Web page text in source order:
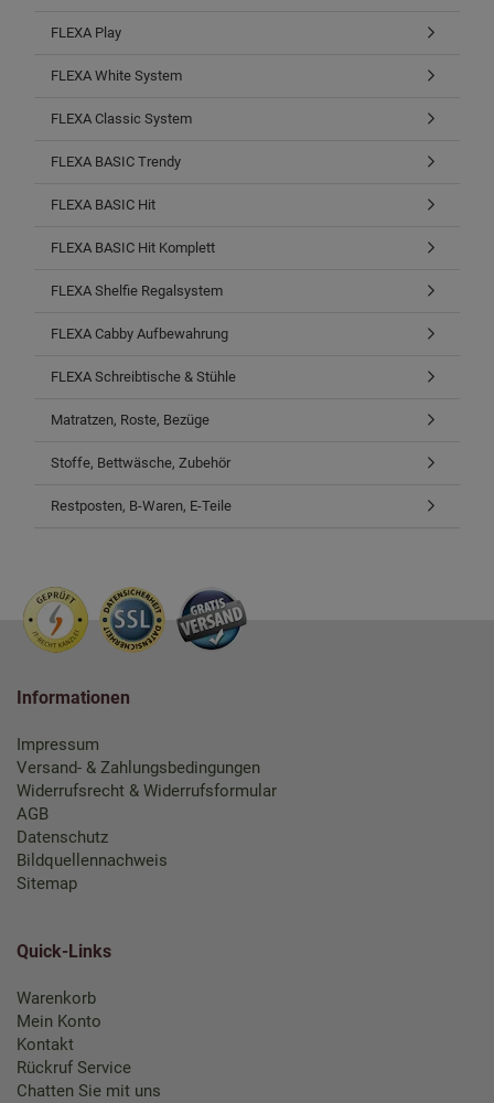
FLEXA Play
FLEXA White System
FLEXA Classic System
FLEXA BASIC Trendy
FLEXA BASIC Hit
FLEXA BASIC Hit Komplett
FLEXA Shelfie Regalsystem
FLEXA Cabby Aufbewahrung
FLEXA Schreibtische & Stühle
Matratzen, Roste, Bezüge
Stoffe, Bettwäsche, Zubehör
Restposten, B-Waren, E-Teile
Informationen
Impressum
Versand- & Zahlungsbedingungen
Widerrufsrecht & Widerrufsformular
AGB
Datenschutz
Bildquellennachweis
Sitemap
Quick-Links
Warenkorb
Mein Konto
Kontakt
Rückruf Service
Chatten Sie mit uns